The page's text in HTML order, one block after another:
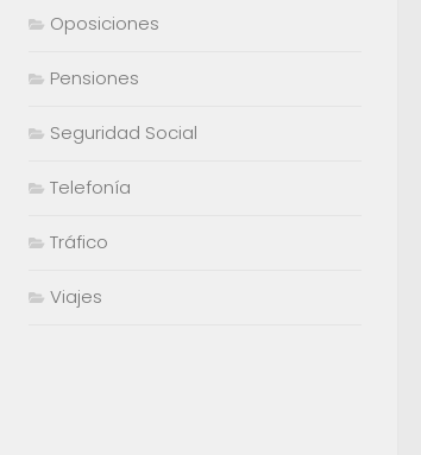
Oposiciones
Pensiones
Seguridad Social
Telefonía
Tráfico
Viajes